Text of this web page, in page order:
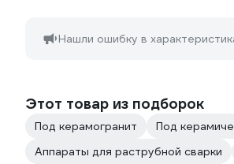
Нашли ошибку в
Этот товар из подборок
Под керамогранит Под
Аппараты для раструбной сварки